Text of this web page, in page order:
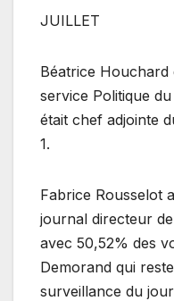
JUILLET
Béatrice
service Politique du
était chef adjointe
1.
Fabrice Rousselot
journal directeur
avec 50,52% des
Demorand qui
surveillance du